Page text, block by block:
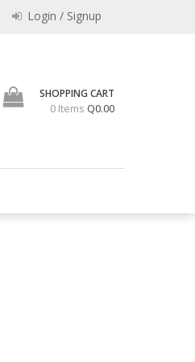
Login / Signup
Cuero
cinchos, portachequeras,
SHOPPING CART
0 Items Q0.00